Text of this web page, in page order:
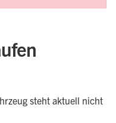
steht aktuell nicht